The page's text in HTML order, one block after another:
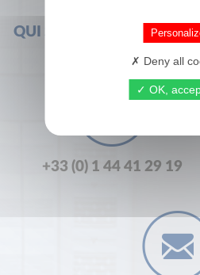
QUI SOMMES-NOUS ?
+33 (0) 1 44 41 29 19
Deny all
OK,